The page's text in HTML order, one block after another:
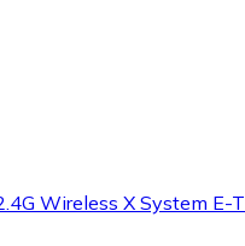
Wireless X System